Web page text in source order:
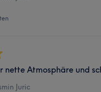
nette Atmosphäre und
Juric